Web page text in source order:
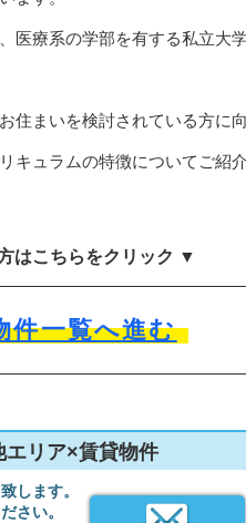
医療系の学部を有する私立大
住まいを検討されている方に向
キュラムの特徴についてご紹介
はこちらをクリック ▼
件一覧へ進む
エリア×賃貸物件
します。
さい。